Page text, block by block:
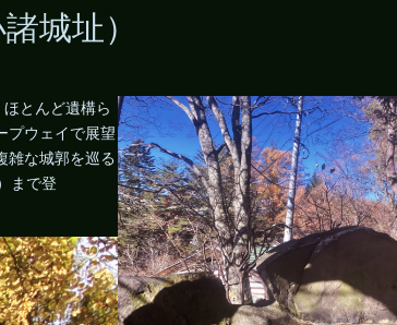
城址）
とんど遺構ら
プウェイで展望
雑な城郭を巡る
まで登